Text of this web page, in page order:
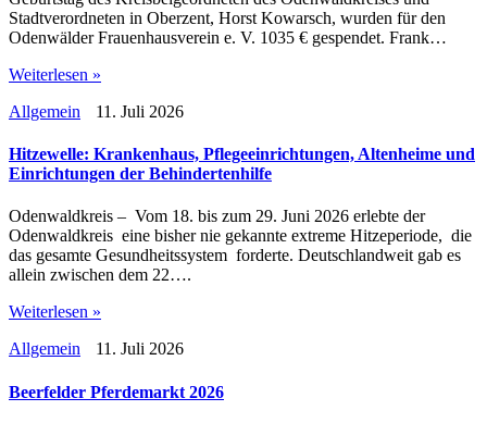
Stadtverordneten in Oberzent, Horst Kowarsch, wurden für den
Odenwälder Frauenhausverein e. V. 1035 € gespendet. Frank…
Weiterlesen »
Allgemein
11. Juli 2026
Hitzewelle: Krankenhaus, Pflegeeinrichtungen, Altenheime und
Einrichtungen der Behindertenhilfe
Odenwaldkreis – Vom 18. bis zum 29. Juni 2026 erlebte der
Odenwaldkreis eine bisher nie gekannte extreme Hitzeperiode, die
das gesamte Gesundheitssystem forderte. Deutschlandweit gab es
allein zwischen dem 22….
Weiterlesen »
Allgemein
11. Juli 2026
Beerfelder Pferdemarkt 2026